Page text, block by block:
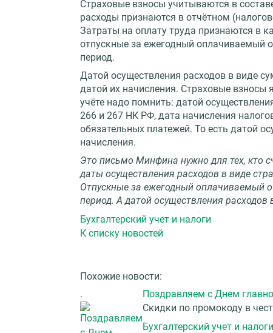
Страховые взносы учитываются в
расходы признаются в отчётном
Затраты на оплату труда признаются в
отпускные за ежегодный оплачиваемый
период.
Датой осуществления расходов в виде
датой их начисления. Страховые
учёте надо помнить: датой
266 и 267 НК РФ, дата начисления
обязательных платежей. То есть датой
начисления.
Это письмо Минфина нужно для тех, кто
даты осуществления расходов в виде
Отпускные за ежегодный оплачиваемый
период. А датой осуществления
Бухгалтерский учет и налоги
К списку новостей
Похожие новости:
.
Поздравляем с Днем
Скидки по промокоду в
Бухгалтерский учет и налоги